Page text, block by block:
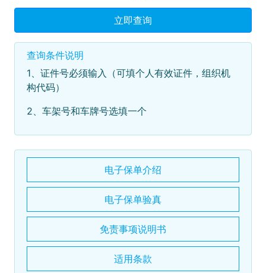
立即查询
查询条件说明
1、证件号必须输入（可填个人有效证件，组织机
构代码）
2、车架号和车牌号选填一个
电子保单介绍
电子保单验真
免责事项说明书
适用条款